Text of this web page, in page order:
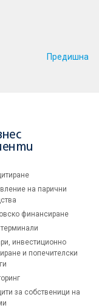
Предишна
на парични
финансиране
инвестиционно
и попечителски
за собственици на